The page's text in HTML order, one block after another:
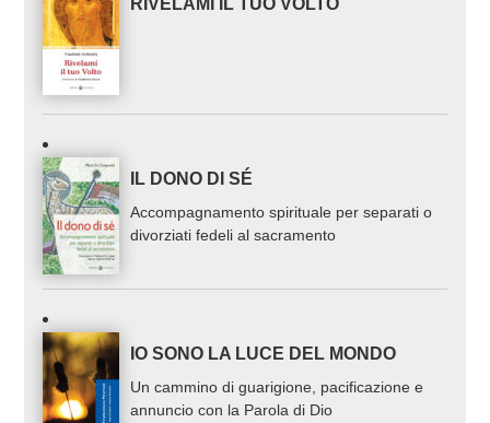
IL DONO DI SÉ
Accompagnamento spirituale per separati o
divorziati fedeli al sacramento
IO SONO LA LUCE DEL MONDO
Un cammino di guarigione, pacificazione e
annuncio con la Parola di Dio